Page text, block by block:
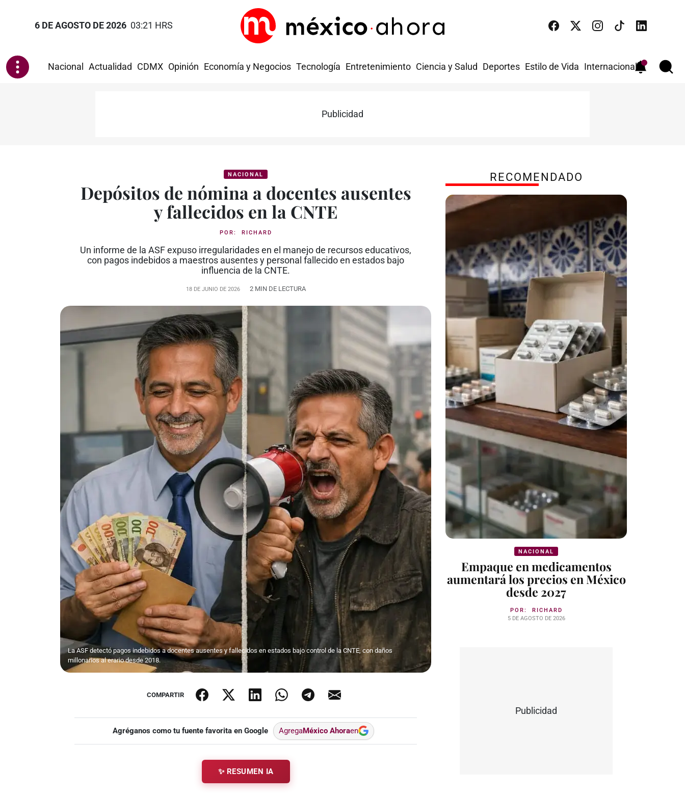
6 DE AGOSTO DE 2026 03:21 HRS
Nacional Actualidad CDMX Opinión Economía y Negocios Tecnología Entretenimiento Ciencia y Salud Deportes Estilo de Vida Internacional
Publicidad
NACIONAL
Depósitos de nómina a docentes ausentes
y fallecidos en la CNTE
POR: RICHARD
Un informe de la ASF expuso irregularidades en el manejo de recursos educativos,
con pagos indebidos a maestros ausentes y personal fallecido en estados bajo
influencia de la CNTE.
18 DE JUNIO DE 2026 2 MIN DE LECTURA
La ASF detectó pagos indebidos a docentes ausentes y fallecidos en estados bajo control de la CNTE, con daños
millonarios al erario desde 2018.
COMPARTIR
Agréganos como tu fuente favorita en Google AgregaMéxico Ahoraen
✨ RESUMEN IA
RECOMENDADO
NACIONAL
Empaque en medicamentos
aumentará los precios en México
desde 2027
POR: RICHARD
5 DE AGOSTO DE 2026
Publicidad